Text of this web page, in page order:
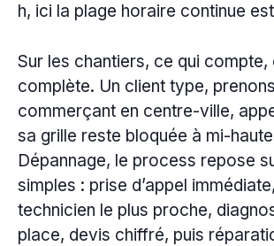
h, ici la plage horaire continue
Sur les chantiers, ce qui compte,
complète. Un client type,
commerçant en centre-ville,
sa grille reste bloquée à mi-
Dépannage, le process repose
simples : prise d’appel
technicien le plus proche,
place, devis chiffré, puis